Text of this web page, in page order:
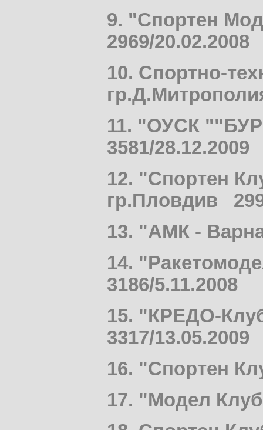
9. "Спортен
2969/20.02.2008
10. Спортно-
11. "ОУСК
3581/28.12.2009
12. "Спортен
гр.Пловдив
13. "АМК -
14.
3186/5.11.2008
15. "КРЕДО-
3317/13.05.2009
16. "Спортен
17. "Модел